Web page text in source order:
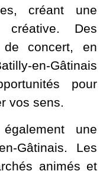
créant une
créative. Des
concert, en
en-Gâtinais
pour
vos sens.
une
Gâtinais. Les
animés et